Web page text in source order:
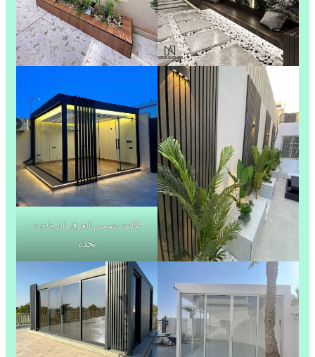
تكلفة تصميم الغرف الزجاجية
بجدة